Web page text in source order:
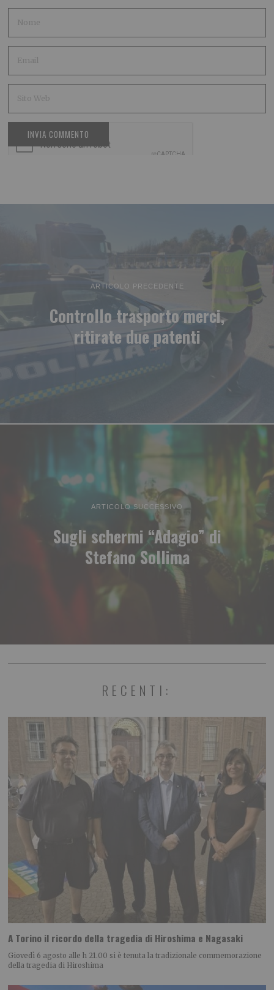
ARTICOLO PRECEDENTE
Controllo trasporto merci,
ritirate due patenti
ARTICOLO SUCCESSIVO
Sugli schermi “Adagio” di
Stefano Sollima
RECENTI:
A Torino il ricordo della tragedia di Hiroshima e Nagasaki
Giovedì 6 agosto alle h 21.00 si è tenuta la tradizionale commemorazione
della tragedia di Hiroshima